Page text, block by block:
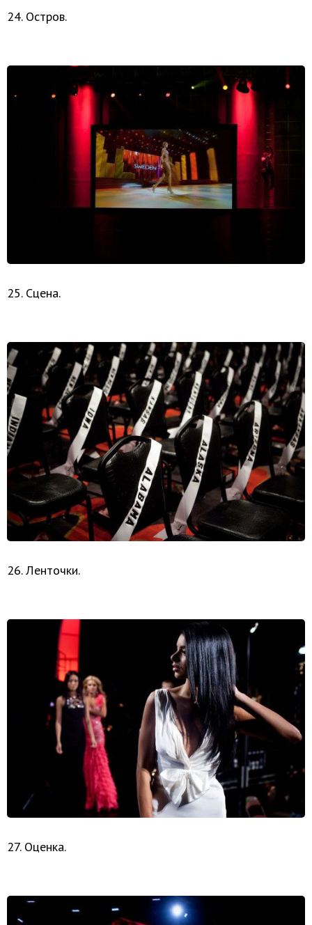
24. Остров.
25. Сцена.
26. Ленточки.
27. Оценка.